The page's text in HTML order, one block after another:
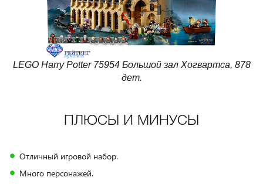
LEGO Harry Potter 75954 Большой зал Хогвартса, 878
дет.
ПЛЮСЫ И МИНУСЫ
Отличный игровой набор.
Много персонажей.